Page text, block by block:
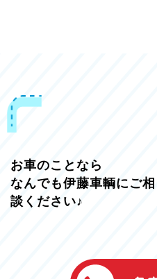
お車のことなら
なんでも伊藤車輌にご相
談ください♪
伊藤車輌（本社）